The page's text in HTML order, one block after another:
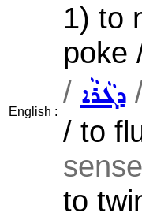
English :
1) to
poke
/ ܕܓܵܪܵܐ
/ to
to